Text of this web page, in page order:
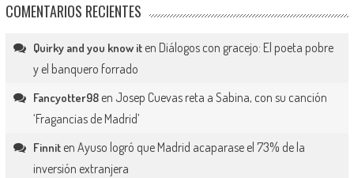
COMENTARIOS RECIENTES
Quirky and you know iten Diálogos con gracejo: El poeta pobre
y el banquero forrado
Fancyotter98en Josep Cuevas reta a Sabina, con su canción
‘Fragancias de Madrid’
Finniten Ayuso logró que Madrid acaparase el 73% de la
inversión extranjera